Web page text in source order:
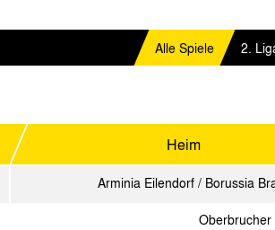
Alle Spiele 2.
Heim
Arminia Eilendorf / Borussia
Oberbrucher